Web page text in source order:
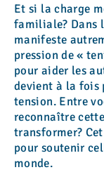
Et si la charge
familiale? Dans
manifeste
pression de «
pour aider les
devient à la fois
tension. Entre
reconnaître
transformer?
pour soutenir
monde.